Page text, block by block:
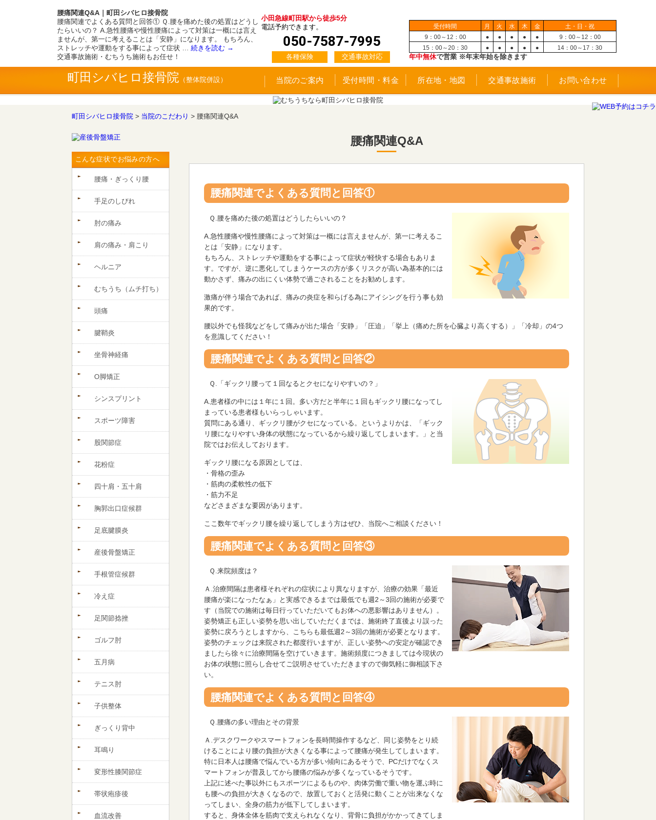
腰痛関連Q&A｜町田シバヒロ接骨院
腰痛関連でよくある質問と回答① Ｑ.腰を痛めた後の処置はどうし
たらいいの？ A.急性腰痛や慢性腰痛によって対策は一概には言え
ませんが、第一に考えることは「安静」になります。 もちろん、
ストレッチや運動をする事によって症状 … 続きを読む →
交通事故施術・むちうち施術もお任せ！
小田急線町田駅から徒歩5分
電話予約できます。
050-7587-7995
各種保険 交通事故対応
受付時間 月 火 水 木 金
土・日・祝
9：00～12：00
● ● ● ● ●
9：00～12：00
15：00～20：30
● ● ● ● ● 14：00～17：30
年中無休で営業 ※年末年始を除きます
町田シバヒロ接骨院 当院のご案内 受付時間・料金 所在地・地図 交通事故施術 お問い合わせ
町田シバヒロ接骨院 > 当院のこだわり > 腰痛関連Q&A
腰痛関連Q&A
腰痛関連でよくある質問と回答①
Ｑ.腰を痛めた後の処置はどうしたらいいの？
A.急性腰痛や慢性腰痛によって対策は一概には言えませんが、第一に考えるこ
とは「安静」になります。
もちろん、ストレッチや運動をする事によって症状が軽快する場合もありま
す。ですが、逆に悪化してしまうケースの方が多くリスクが高い為基本的には
動かさず、痛みの出にくい体勢で過ごされることをお勧めします。
激痛が伴う場合であれば、痛みの炎症を和らげる為にアイシングを行う事も効
果的です。
腰以外でも怪我などをして痛みが出た場合「安静」「圧迫」「挙上（痛めた所を心臓より高くする）」「冷却」の4つ
を意識してください！
腰痛関連でよくある質問と回答②
Ｑ.「ギックリ腰って１回なるとクセになりやすいの？」
A.患者様の中には１年に１回。多い方だと半年に１回もギックリ腰になってし
まっている患者様もいらっしゃいます。
質問にある通り、ギックリ腰がクセになっている。というよりかは、「ギック
リ腰になりやすい身体の状態になっているから繰り返してしまいます。」と当
院ではお伝えしております。
ギックリ腰になる原因としては、
・骨格の歪み
・筋肉の柔軟性の低下
・筋力不足
などさまざまな要因があります。
ここ数年でギックリ腰を繰り返してしまう方はぜひ、当院へご相談ください！
腰痛関連でよくある質問と回答③
Ｑ.来院頻度は？
Ａ.治療間隔は患者様それぞれの症状により異なりますが、治療の効果「最近
腰痛が楽になったなぁ」と実感できるまでは最低でも週2～3回の施術が必要で
す（当院での施術は毎日行っていただいてもお体への悪影響はありません）。
姿勢矯正も正しい姿勢を思い出していただくまでは、施術終了直後より誤った
姿勢に戻ろうとしますから、こちらも最低週2～3回の施術が必要となります。
姿勢のチェックは来院された都度行いますが、正しい姿勢への安定が確認でき
ましたら徐々に治療間隔を空けていきます。施術頻度につきましては今現状の
お体の状態に照らし合せてご説明させていただきますので御気軽に御相談下さ
い。
腰痛関連でよくある質問と回答④
Ｑ.腰痛の多い理由とその背景
Ａ.デスクワークやスマートフォンを長時間操作するなど、同じ姿勢をとり続
けることにより腰の負担が大きくなる事によって腰痛が発生してしまいます。
特に日本人は腰痛で悩んでいる方が多い傾向にあるそうで、PCだけでなくス
マートフォンが普及してから腰痛の悩みが多くなっているそうです。
上記に述べた事以外にもスポーツによるものや、肉体労働で重い物を運ぶ時に
も腰への負担が大きくなるので、放置しておくと活発に動くことが出来なくな
ってしまい、全身の筋力が低下してしまいます。
すると、身体全体を筋肉で支えられなくなり、背骨に負担がかかってきてしま
こんな症状でお悩みの方へ
腰痛・ぎっくり腰
手足のしびれ
肘の痛み
肩の痛み・肩こり
ヘルニア
むちうち（ムチ打ち）
頭痛
腱鞘炎
坐骨神経痛
O脚矯正
シンスプリント
スポーツ障害
股関節症
花粉症
四十肩・五十肩
胸郭出口症候群
足底腱膜炎
産後骨盤矯正
手根管症候群
冷え症
足関節捻挫
ゴルフ肘
五月病
テニス肘
子供整体
ぎっくり背中
耳鳴り
変形性膝関節症
帯状疱疹後
血流改善